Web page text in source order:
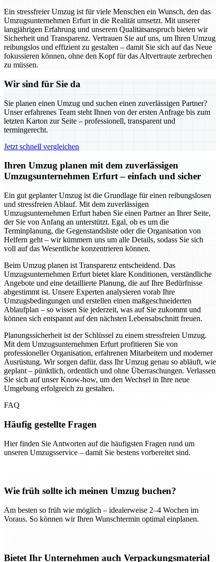
Ein stressfreier Umzug ist für viele Menschen ein Wunsch, den das
Umzugsunternehmen Erfurt in die Realität umsetzt. Mit unserer
langjährigen Erfahrung und unserem Qualitätsanspruch bieten wir
Sicherheit und Transparenz. Vertrauen Sie auf uns, um Ihren Umzug
reibungslos und effizient zu gestalten – damit Sie sich auf das Neue
fokussieren können, ohne den Kopf für das Altvertraute zerbrechen
zu müssen.
Wir sind für Sie da
Sie planen einen Umzug und suchen einen zuverlässigen Partner?
Unser erfahrenes Team steht Ihnen von der ersten Anfrage bis zum
letzten Karton zur Seite – professionell, transparent und
termingerecht.
Jetzt schnell vergleichen
Ihren Umzug planen mit dem zuverlässigen
Umzugsunternehmen Erfurt – einfach und sicher
Ein gut geplanter Umzug ist die Grundlage für einen reibungslosen
und stressfreien Ablauf. Mit dem zuverlässigen
Umzugsunternehmen Erfurt haben Sie einen Partner an Ihrer Seite,
der Sie von Anfang an unterstützt. Egal, ob es um die
Terminplanung, die Gegenstandsliste oder die Organisation von
Helfern geht – wir kümmern uns um alle Details, sodass Sie sich
voll auf das Wesentliche konzentrieren können.
Beim Umzug planen ist Transparenz entscheidend. Das
Umzugsunternehmen Erfurt bietet klare Konditionen, verständliche
Angebote und eine detaillierte Planung, die auf Ihre Bedürfnisse
abgestimmt ist. Unsere Experten analysieren vorab Ihre
Umzugsbedingungen und erstellen einen maßgeschneiderten
Ablaufplan – so wissen Sie jederzeit, was auf Sie zukommt und
können sich entspannt auf den nächsten Lebensabschnitt freuen.
Planungssicherheit ist der Schlüssel zu einem stressfreien Umzug.
Mit dem Umzugsunternehmen Erfurt profitieren Sie von
professioneller Organisation, erfahrenen Mitarbeitern und moderner
Ausrüstung. Wir sorgen dafür, dass Ihr Umzug genau so abläuft, wie
geplant – pünktlich, ordentlich und ohne Überraschungen. Verlassen
Sie sich auf unser Know-how, um den Wechsel in Ihre neue
Umgebung erfolgreich zu gestalten.
FAQ
Häufig gestellte Fragen
Hier finden Sie Antworten auf die häufigsten Fragen rund um
unseren Umzugsservice – damit Sie bestens vorbereitet sind.
Wie früh sollte ich meinen Umzug buchen?
Am besten so früh wie möglich – idealerweise 2–4 Wochen im
Voraus. So können wir Ihren Wunschtermin optimal einplanen.
Bietet Ihr Unternehmen auch Verpackungsmaterial